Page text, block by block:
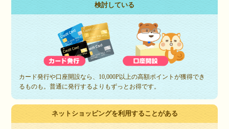
検討している
カード発行や口座開設なら、10,000P以上の高額ポイントが獲得でき
るものも。普通に発行するよりもずっとお得です。
ネットショッピングを利用することがある